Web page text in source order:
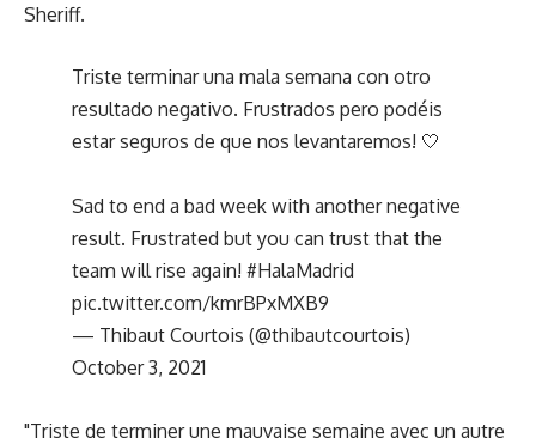
Sheriff.
Triste terminar una mala semana con otro
resultado negativo. Frustrados pero podéis
estar seguros de que nos levantaremos! 🤍
Sad to end a bad week with another negative
result. Frustrated but you can trust that the
team will rise again! #HalaMadrid
pic.twitter.com/kmrBPxMXB9
— Thibaut Courtois (@thibautcourtois)
October 3, 2021
"Triste de terminer une mauvaise semaine avec un autre